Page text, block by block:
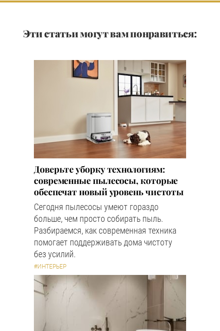
Эти статьи могут вам понравиться:
Доверьте уборку технологиям:
современные пылесосы, которые
обеспечат новый уровень чистоты
Сегодня пылесосы умеют гораздо
больше, чем просто собирать пыль.
Разбираемся, как современная техника
помогает поддерживать дома чистоту
без усилий.
#ИНТЕРЬЕР